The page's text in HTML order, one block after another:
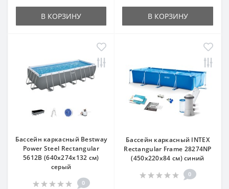
В КОРЗИНУ В КОРЗИНУ
Бассейн каркасный Bestway
Power Steel Rectangular
5612B (640x274x132 см)
серый
0
Бассейн каркасный INTEX
Rectangular Frame 28274NP
(450x220х84 см) синий
0